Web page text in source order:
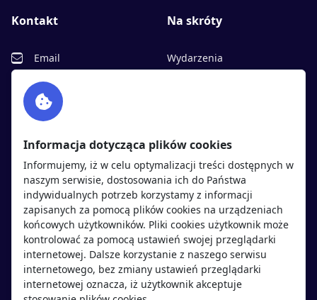
Kontakt
Email
Facebook
Twitter
Na skróty
Wydarzenia
Polityka cookies
Polityka prywatności
Kandydaci
Regulamin kandydata
Oferty pracy
Pracodawcy
Pracodawcy
Regulamin pracodawcy
Dodaj ogłoszenie
Informacja dotycząca plików cookies
Informujemy, iż w celu optymalizacji treści dostępnych w
naszym serwisie, dostosowania ich do Państwa
indywidualnych potrzeb korzystamy z informacji
zapisanych za pomocą plików cookies na urządzeniach
końcowych użytkowników. Pliki cookies użytkownik może
kontrolować za pomocą ustawień swojej przeglądarki
internetowej. Dalsze korzystanie z naszego serwisu
internetowego, bez zmiany ustawień przeglądarki
internetowej oznacza, iż użytkownik akceptuje